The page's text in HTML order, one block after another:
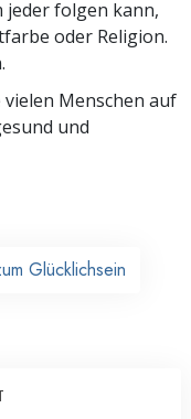
jeder folgen kann,
oder Religion.
Menschen auf
und
Glücklichsein